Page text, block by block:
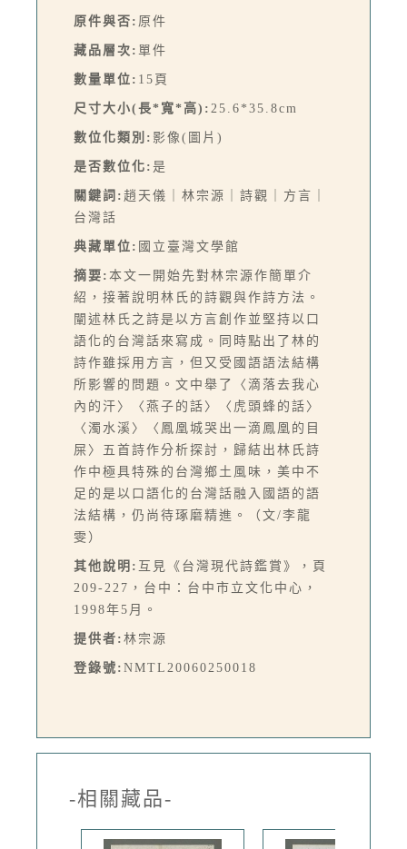
原件與否: 原件
藏品層次: 單件
數量單位: 15頁
尺寸大小(長*寬*高): 25.6*35.8cm
數位化類別: 影像(圖片)
是否數位化: 是
關鍵詞: 趙天儀｜林宗源｜詩觀｜方言｜
台灣話
典藏單位: 國立臺灣文學館
摘要: 本文一開始先對林宗源作簡單介
紹，接著說明林氏的詩觀與作詩方法。
闡述林氏之詩是以方言創作並堅持以口
語化的台灣話來寫成。同時點出了林的
詩作雖採用方言，但又受國語語法結構
所影響的問題。文中舉了〈滴落去我心
內的汗〉〈燕子的話〉〈虎頭蜂的話〉
〈濁水溪〉〈鳳凰城哭出一滴鳳凰的目
屎〉五首詩作分析探討，歸結出林氏詩
作中極具特殊的台灣鄉土風味，美中不
足的是以口語化的台灣話融入國語的語
法結構，仍尚待琢磨精進。（文/李龍
雯）
其他說明: 互見《台灣現代詩鑑賞》，頁
209-227，台中：台中市立文化中心，
1998年5月。
提供者: 林宗源
登錄號: NMTL20060250018
-相關藏品-